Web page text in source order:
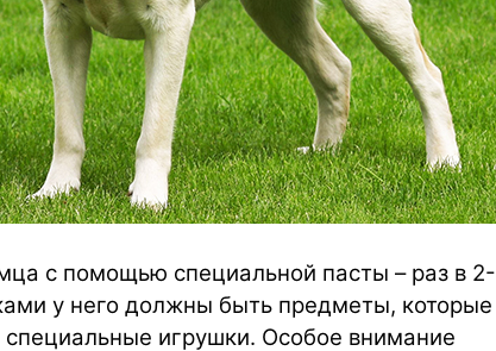
с помощью специальной пасты – раз в 2-
у него должны быть предметы, которые
игрушки. Особое внимание